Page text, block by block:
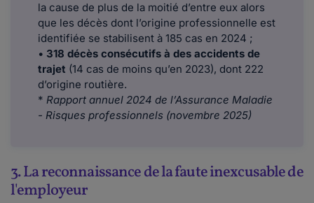
la cause de plus de la moitié d’entre eux alors
que les décès dont l’origine professionnelle est
identifiée se stabilisent à 185 cas en 2024 ;
• 318 décès consécutifs à des accidents de
trajet (14 cas de moins qu’en 2023), dont 222
d’origine routière.
* Rapport annuel 2024 de l’Assurance Maladie
- Risques professionnels (novembre 2025)
3. La reconnaissance de la faute inexcusable de
l'employeur